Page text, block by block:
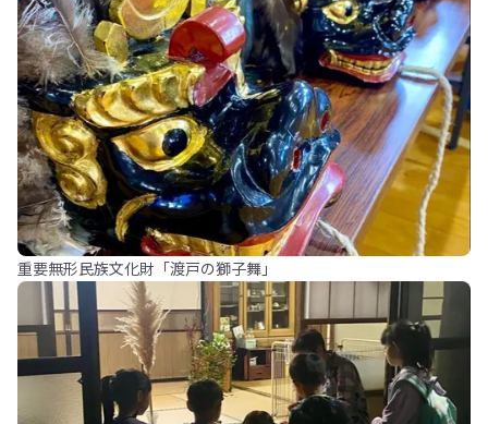
重要無形民族文化財「渡戸の獅子舞」